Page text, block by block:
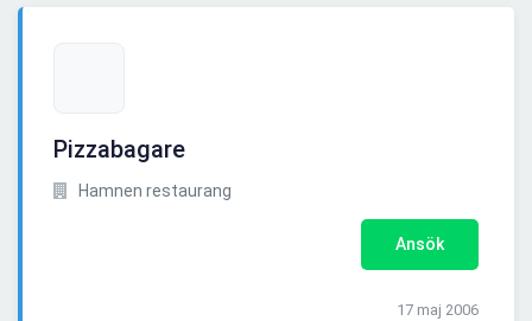
Pizzabagare
Hamnen restaurang
Ansök
17 maj 2006